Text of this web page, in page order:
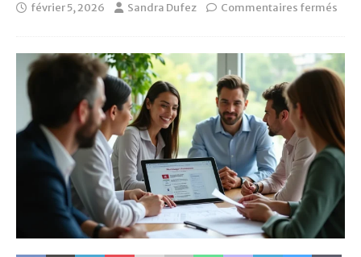
février 5, 2026 Sandra Dufez Commentaires fermés